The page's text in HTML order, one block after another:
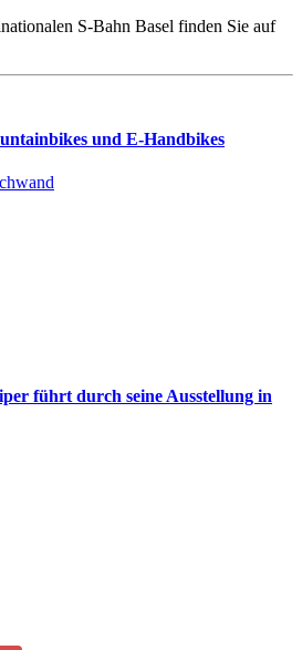
S-Bahn Basel finden Sie auf
und E-Handbikes
führt durch seine Ausstellung in